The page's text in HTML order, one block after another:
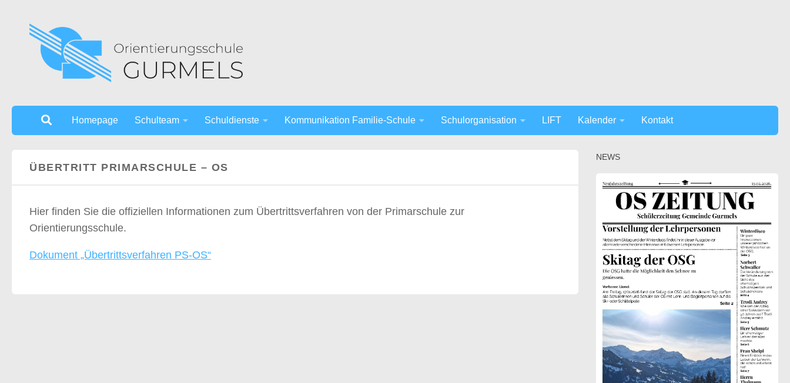
Homepage Schulteam Schuldienste Kommunikation Familie-Schule Schulorganisation LIFT Kalender Kontakt
ÜBERTRITT PRIMARSCHULE – OS
Hier finden Sie die offiziellen Informationen zum Übertrittsverfahren von der Primarschule zur
Orientierungsschule.
Dokument „Übertrittsverfahren PS-OS“
NEWS